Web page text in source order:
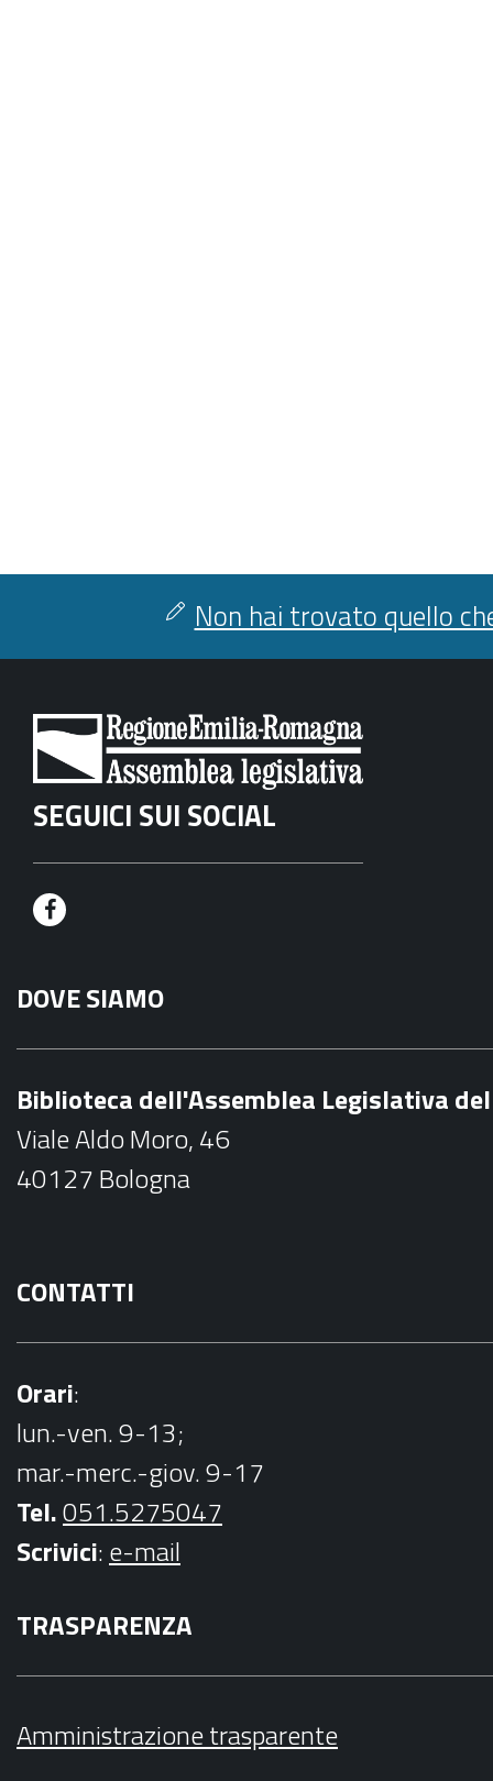
Non hai trovato quello
SEGUICI SUI SOCIAL
F
c
e
o
k
DOVE SIAMO
Biblioteca dell'Assemblea Legislativa
Viale Aldo Moro, 46
40127 Bologna
CONTATTI
Orari:
lun.-ven. 9-13;
mar.-merc.-giov. 9-17
Tel.051.5275047
Scrivici:e-mail
TRASPARENZA
Amministrazione trasparente